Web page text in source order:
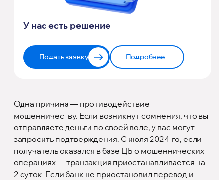
У нас есть решение
Подать заявку Подробнее
Одна причина — противодействие
мошенничеству. Если возникнут сомнения, что вы
отправляете деньги по своей воле, у вас могут
запросить подтверждения. С июля 2024-го, если
получатель оказался в базе ЦБ о мошеннических
операциях — транзакция приостанавливается на
2 суток. Если банк не приостановил перевод и